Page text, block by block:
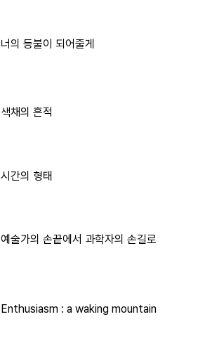
너의 등불이 되어줄게
색채의 흔적
시간의 형태
예술가의 손끝에서 과학자의 손길로
Enthusiasm : a waking mountain